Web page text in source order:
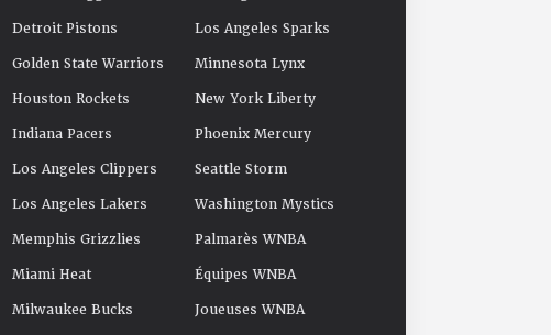
Detroit Pistons
Golden State Warriors
Houston Rockets
Indiana Pacers
Los Angeles Clippers
Los Angeles Lakers
Memphis Grizzlies
Miami Heat
Milwaukee Bucks
Los Angeles Sparks
Minnesota Lynx
New York Liberty
Phoenix Mercury
Seattle Storm
Washington Mystics
Palmarès WNBA
Équipes WNBA
Joueuses WNBA